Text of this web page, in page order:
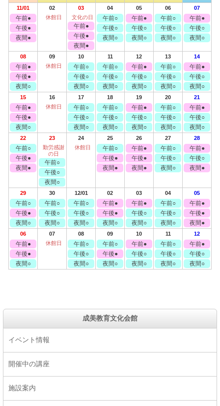
11/01
午前●
午後●
夜間●
02
休館日
03
文化の日
午前●
午後●
夜間●
04
午前○
午後○
夜間○
05
午前●
午後○
夜間○
06
午前○
午後○
夜間○
07
午前●
午後○
夜間○
08
午前●
午後●
夜間○
09
休館日
10
午前○
午後○
夜間○
11
午前○
午後○
夜間○
12
午前●
午後○
夜間○
13
午前○
午後○
夜間○
14
午前●
午後○
夜間○
15
午前●
午後●
夜間○
16
休館日
17
午前○
午後○
夜間○
18
午前○
午後○
夜間○
19
午前●
午後○
夜間○
20
午前○
午後○
夜間○
21
午前●
午後○
夜間○
22
午前○
午後●
夜間●
23
勤労感謝
の日
午前○
午後○
夜間○
24
休館日
25
午前○
午後●
夜間●
26
午前●
午後●
夜間●
27
午前○
午後○
夜間○
28
午前●
午後○
夜間●
29
午前○
午後●
夜間○
30
午前○
午後○
夜間○
12/01
午前○
午後○
夜間○
02
午前●
午後●
夜間○
03
午前●
午後○
夜間○
04
午前○
午後○
夜間○
05
午前●
午後●
夜間●
06
午前●
午後●
夜間○
07
休館日
08
午前○
午後○
夜間○
09
午前○
午後●
夜間○
10
午前●
午後○
夜間○
11
午前○
午後○
夜間○
12
午前●
午後○
夜間○
成美教育文化会館
イベント情報
開催中の講座
施設案内